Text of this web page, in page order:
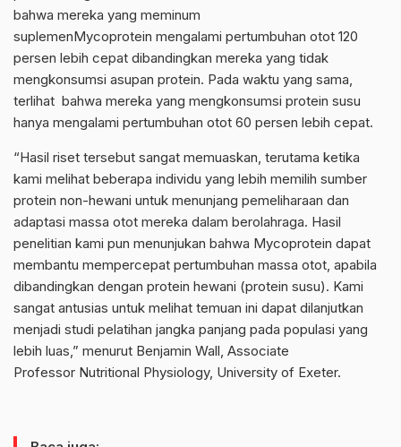
bahwa mereka yang meminum
suplemenMycoprotein mengalami pertumbuhan otot 120
persen lebih cepat dibandingkan mereka yang tidak
mengkonsumsi asupan protein. Pada waktu yang sama,
terlihat bahwa mereka yang mengkonsumsi protein susu
hanya mengalami pertumbuhan otot 60 persen lebih cepat.
“Hasil riset tersebut sangat memuaskan, terutama ketika
kami melihat beberapa individu yang lebih memilih sumber
protein non-hewani untuk menunjang pemeliharaan dan
adaptasi massa otot mereka dalam berolahraga. Hasil
penelitian kami pun menunjukan bahwa Mycoprotein dapat
membantu mempercepat pertumbuhan massa otot, apabila
dibandingkan dengan protein hewani (protein susu). Kami
sangat antusias untuk melihat temuan ini dapat dilanjutkan
menjadi studi pelatihan jangka panjang pada populasi yang
lebih luas,” menurut Benjamin Wall, Associate
Professor Nutritional Physiology, University of Exeter.